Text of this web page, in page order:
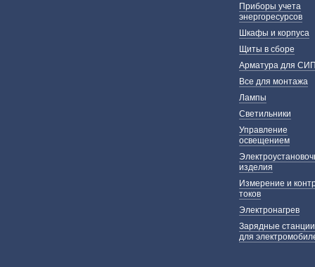
Приборы учета
энергоресурсов
Шкафы и корпуса
Щиты в сборе
Арматура для
Все для монтажа
Лампы
Светильники
Управление
освещением
изделия
Измерение и
токов
Электронагрев
Зарядные станции
для